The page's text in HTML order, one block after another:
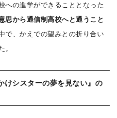
への進学ができることとなった
思から通信制高校へと通うこと
で、かえでの望みとの折り合い
。
けシスターの夢を見ない』の